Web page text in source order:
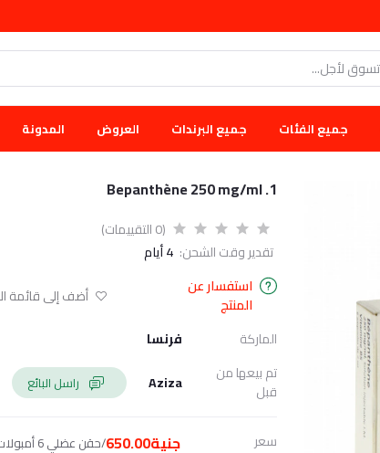
جميع الفئات جميع البرندات العروض المدونة
1. Bepanthène 250 mg/ml
(0 التقييمات)
تقدير وقت الشحن: 4 أيام
استفسار عن
المنتج
أضف إلى قائمة
الماركة
فرنسا
تم بيعها من
قبل
Aziza
سعر جنية650.00 /حقن عضلي 6 أمبولات ×